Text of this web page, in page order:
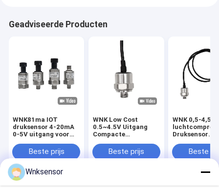
Geadviseerde Producten
WNK81ma IOT
druksensor 4-20mA
0-5V uitgang voor
stookolierem CE
ROHS
Beste prijs
WNK Low Cost
0.5~4.5V Uitgang
Compacte
Lucht Gas Olie
Beste prijs
WNK 0,5-4,5 V
Druksensor
en -
Beste
Wnksensor